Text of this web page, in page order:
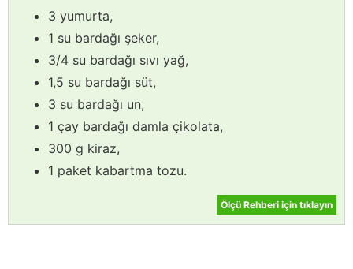
3 yumurta,
1 su bardağı şeker,
3/4 su bardağı sıvı yağ,
1,5 su bardağı süt,
3 su bardağı un,
1 çay bardağı damla çikolata,
300 g kiraz,
1 paket kabartma tozu.
Ölçü Rehberi için tıklayın